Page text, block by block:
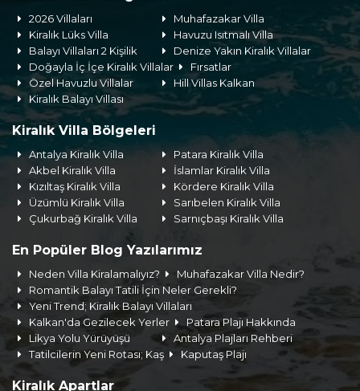
2026 Villaları
Muhafazakar Villa
Kiralık Lüks Villa
Havuzu Isıtmalı Villa
Balayı Villaları 2 Kişilik
Denize Yakın Kiralık Villalar
Doğayla İç İçe Kiralık Villalar
Fırsatlar
Özel Havuzlu Villalar
Hill Villas Kalkan
Kiralık Balayı Villası
Kiralık Villa Bölgeleri
Antalya Kiralık Villa
Patara Kiralık Villa
Akbel Kiralık Villa
İslamlar Kiralık Villa
Kızıltaş Kiralık Villa
Kördere Kiralık Villa
Üzümlü Kiralık Villa
Sarıbelen Kiralık Villa
Çukurbağ Kiralık Villa
Sarnıçbaşı Kiralık Villa
En Popüler Blog Yazılarımız
Neden Villa Kiralamalıyız?
Muhafazakar Villa Nedir?
Romantik Balayı Tatili İçin Neler Gerekli?
Yeni Trend; Kiralık Balayı Villaları
Kalkan'da Gezilecek Yerler
Patara Plajı Hakkında
Likya Yolu Yürüyüşü
Antalya Plajları Rehberi
Tatilcilerin Yeni Rotası; Kaş
Kaputaş Plajı
Kiralık Apartlar